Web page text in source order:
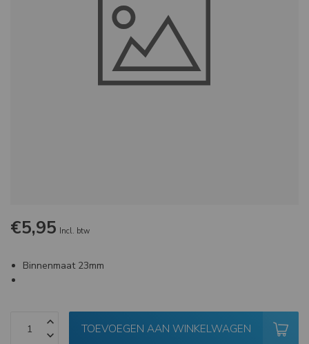
€5,95 Incl. btw
Binnenmaat 23mm
TOEVOEGEN AAN WINKELWAGEN